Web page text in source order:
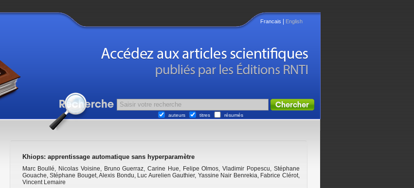
Francais English
auteurs titres résumés
Khiops: apprentissage automatique sans hyperparamètre
Marc Boullé, Nicolas Voisine, Bruno Guerraz, Carine Hue, Felipe Olmos, Vladimir Popescu, Stéphane
Gouache, Stéphane Bouget,Alexis Bondu, Luc Aurelien Gauthier, Yassine Nair Benrekia, Fabrice Clérot,
Vincent Lemaire